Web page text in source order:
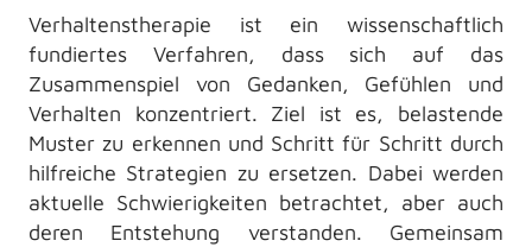
Verhaltenstherapie ist ein wissenschaftlich
fundiertes Verfahren, dass sich auf das
Zusammenspiel von Gedanken, Gefühlen und
Verhalten konzentriert. Ziel ist es, belastende
Muster zu erkennen und Schritt für Schritt durch
hilfreiche Strategien zu ersetzen. Dabei werden
aktuelle Schwierigkeiten betrachtet, aber auch
deren Entstehung verstanden. Gemeinsam